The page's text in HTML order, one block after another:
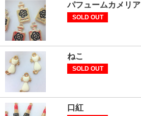
パフュームカメリア
SOLD OUT
ねこ
SOLD OUT
口紅